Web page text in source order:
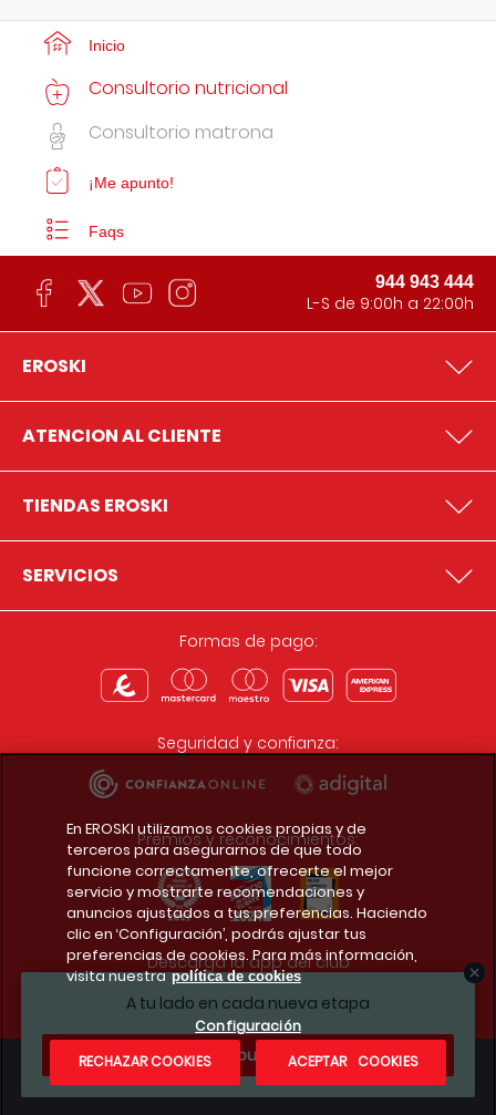
A tu lado en cada nueva etapa
¿Te apuntas?
Inicio
Consultorio nutricional
Consultorio matrona
¡Me apunto!
Faqs
944 943 444
L-S de 9:00h a 22:00h
EROSKI
ATENCION AL CLIENTE
TIENDAS EROSKI
SERVICIOS
Formas de pago:
Seguridad y confianza:
Premios y reconocimientos:
Descarga la app del club
Condiciones legales
En EROSKI utilizamos cookies propias y de
terceros para asegurarnos de que todo
funcione correctamente, ofrecerte el mejor
servicio y mostrarte recomendaciones y
anuncios ajustados a tus preferencias. Haciendo
clic en ‘Configuración’, podrás ajustar tus
preferencias de cookies. Para más información,
visita nuestra política de cookies
Configuración
RECHAZAR COOKIES
ACEPTAR COOKIES